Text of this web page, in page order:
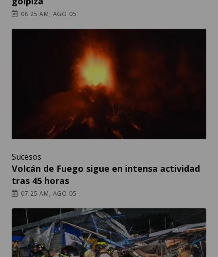
08:25 AM, AGO 05
Sucesos
Volcán de Fuego sigue en intensa actividad
tras 45 horas
07:25 AM, AGO 05